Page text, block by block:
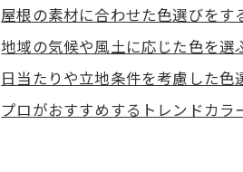
屋根の素材に合わせた色選びをす
地域の気候や風土に応じた色を選
日当たりや立地条件を考慮した色
プロがおすすめするトレンドカラ